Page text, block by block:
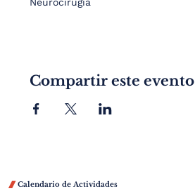
 Calendario de Actividades
Compartir este evento